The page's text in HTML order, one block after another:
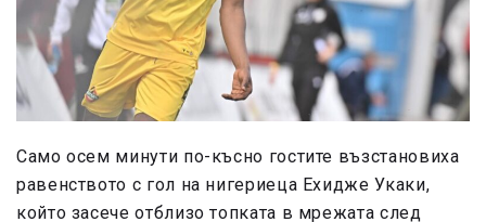
Само осем минути по-късно гостите възстановиха
равенството с гол на нигериеца Ехидже Укаки,
който засече отблизо топката в мрежата след